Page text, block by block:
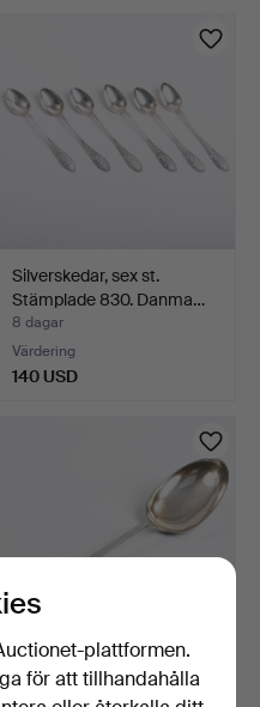
Silverskedar, sex st.
Stämplade 830. Danma…
8 dagar
Värdering
140 USD
Soppslev i silver (830), art
nouveau, juge…
plattformen.
för att tillhandahålla